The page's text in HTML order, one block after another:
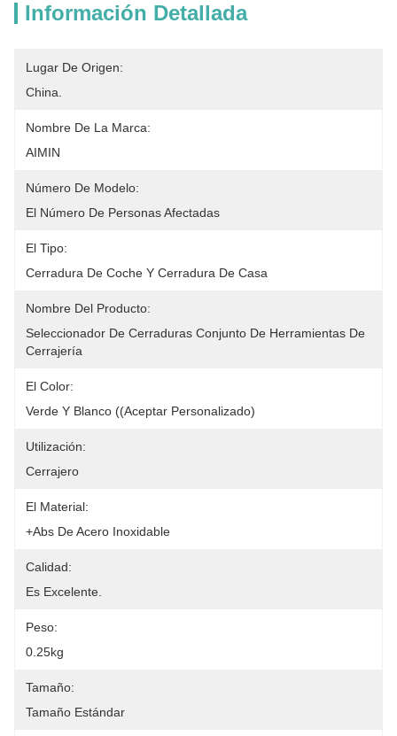
Información Detallada
Lugar De Origen:
China.
Nombre De La Marca:
AIMIN
Número De Modelo:
El Número De Personas Afectadas
El Tipo:
Cerradura De Coche Y Cerradura De Casa
Nombre Del Producto:
Seleccionador De Cerraduras Conjunto De Herramientas De
Cerrajería
El Color:
Verde Y Blanco ((Aceptar Personalizado)
Utilización:
Cerrajero
El Material:
+Abs De Acero Inoxidable
Calidad:
Es Excelente.
Peso:
0.25kg
Tamaño:
Tamaño Estándar